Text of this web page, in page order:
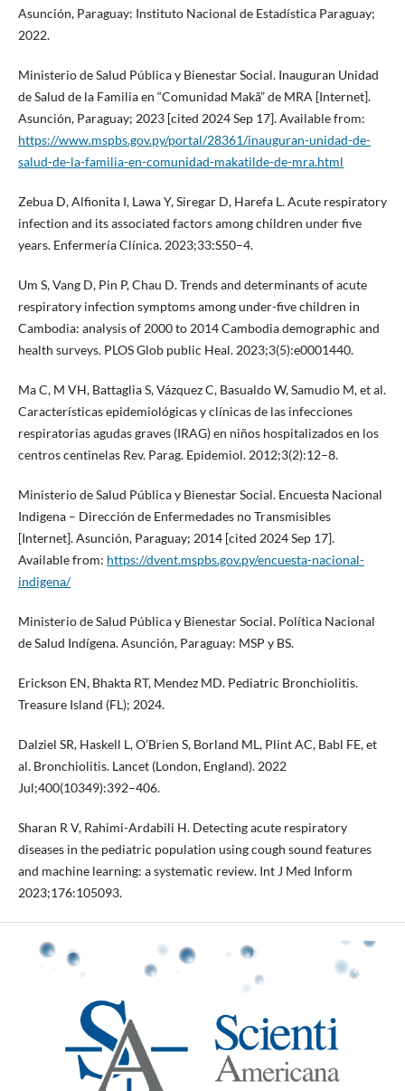
Asunción, Paraguay: Instituto Nacional de Estadística Paraguay;
2022.
Ministerio de Salud Pública y Bienestar Social. Inauguran Unidad
de Salud de la Familia en “Comunidad Makã” de MRA [Internet].
Asunción, Paraguay; 2023 [cited 2024 Sep 17]. Available from:
https://www.mspbs.gov.py/portal/28361/inauguran-unidad-de-
salud-de-la-familia-en-comunidad-makatilde-de-mra.html
Zebua D, Alfionita I, Lawa Y, Siregar D, Harefa L. Acute respiratory
infection and its associated factors among children under five
years. Enfermería Clínica. 2023;33:S50–4.
Um S, Vang D, Pin P, Chau D. Trends and determinants of acute
respiratory infection symptoms among under-five children in
Cambodia: analysis of 2000 to 2014 Cambodia demographic and
health surveys. PLOS Glob public Heal. 2023;3(5):e0001440.
Ma C, M VH, Battaglia S, Vázquez C, Basualdo W, Samudio M, et al.
Características epidemiológicas y clínicas de las infecciones
respiratorias agudas graves (IRAG) en niños hospitalizados en los
centros centinelas Rev. Parag. Epidemiol. 2012;3(2):12–8.
Ministerio de Salud Pública y Bienestar Social. Encuesta Nacional
Indigena – Dirección de Enfermedades no Transmisibles
[Internet]. Asunción, Paraguay; 2014 [cited 2024 Sep 17].
Available from: https://dvent.mspbs.gov.py/encuesta-nacional-
indigena/
Ministerio de Salud Pública y Bienestar Social. Política Nacional
de Salud Indígena. Asunción, Paraguay: MSP y BS.
Erickson EN, Bhakta RT, Mendez MD. Pediatric Bronchiolitis.
Treasure Island (FL); 2024.
Dalziel SR, Haskell L, O’Brien S, Borland ML, Plint AC, Babl FE, et
al. Bronchiolitis. Lancet (London, England). 2022
Jul;400(10349):392–406.
Sharan R V, Rahimi-Ardabili H. Detecting acute respiratory
diseases in the pediatric population using cough sound features
and machine learning: a systematic review. Int J Med Inform
2023;176:105093.